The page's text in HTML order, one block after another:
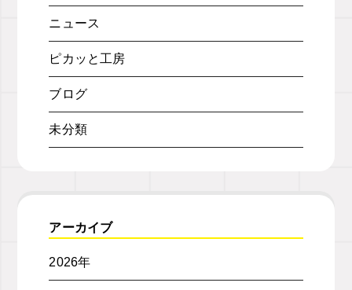
ニュース
ピカッと工房
ブログ
未分類
アーカイブ
2026年